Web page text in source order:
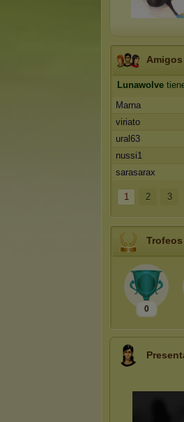
Amigos
Lunawolve
Marna
viriato
ural63
nussi1
sarasarax
1 2 3
Trofeos
0